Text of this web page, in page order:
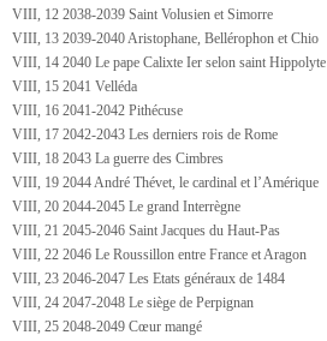
VIII, 12 2038-2039 Saint Volusien et Simorre
VIII, 13 2039-2040 Aristophane, Bellérophon et Chio
VIII, 14 2040 Le pape Calixte Ier selon saint Hippolyte
VIII, 15 2041 Velléda
VIII, 16 2041-2042 Pithécuse
VIII, 17 2042-2043 Les derniers rois de Rome
VIII, 18 2043 La guerre des Cimbres
VIII, 19 2044 André Thévet, le cardinal et l’Amérique
VIII, 20 2044-2045 Le grand Interrègne
VIII, 21 2045-2046 Saint Jacques du Haut-Pas
VIII, 22 2046 Le Roussillon entre France et Aragon
VIII, 23 2046-2047 Les Etats généraux de 1484
VIII, 24 2047-2048 Le siège de Perpignan
VIII, 25 2048-2049 Cœur mangé